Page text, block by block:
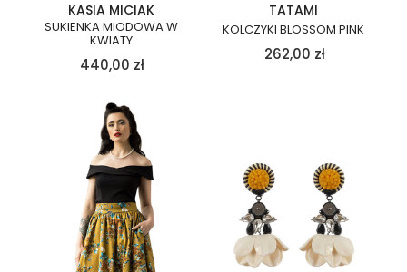
KASIA MICIAK
SUKIENKA MIODOWA W
KWIATY
440,00 zł
TATAMI
KOLCZYKI BLOSSOM PINK
262,00 zł